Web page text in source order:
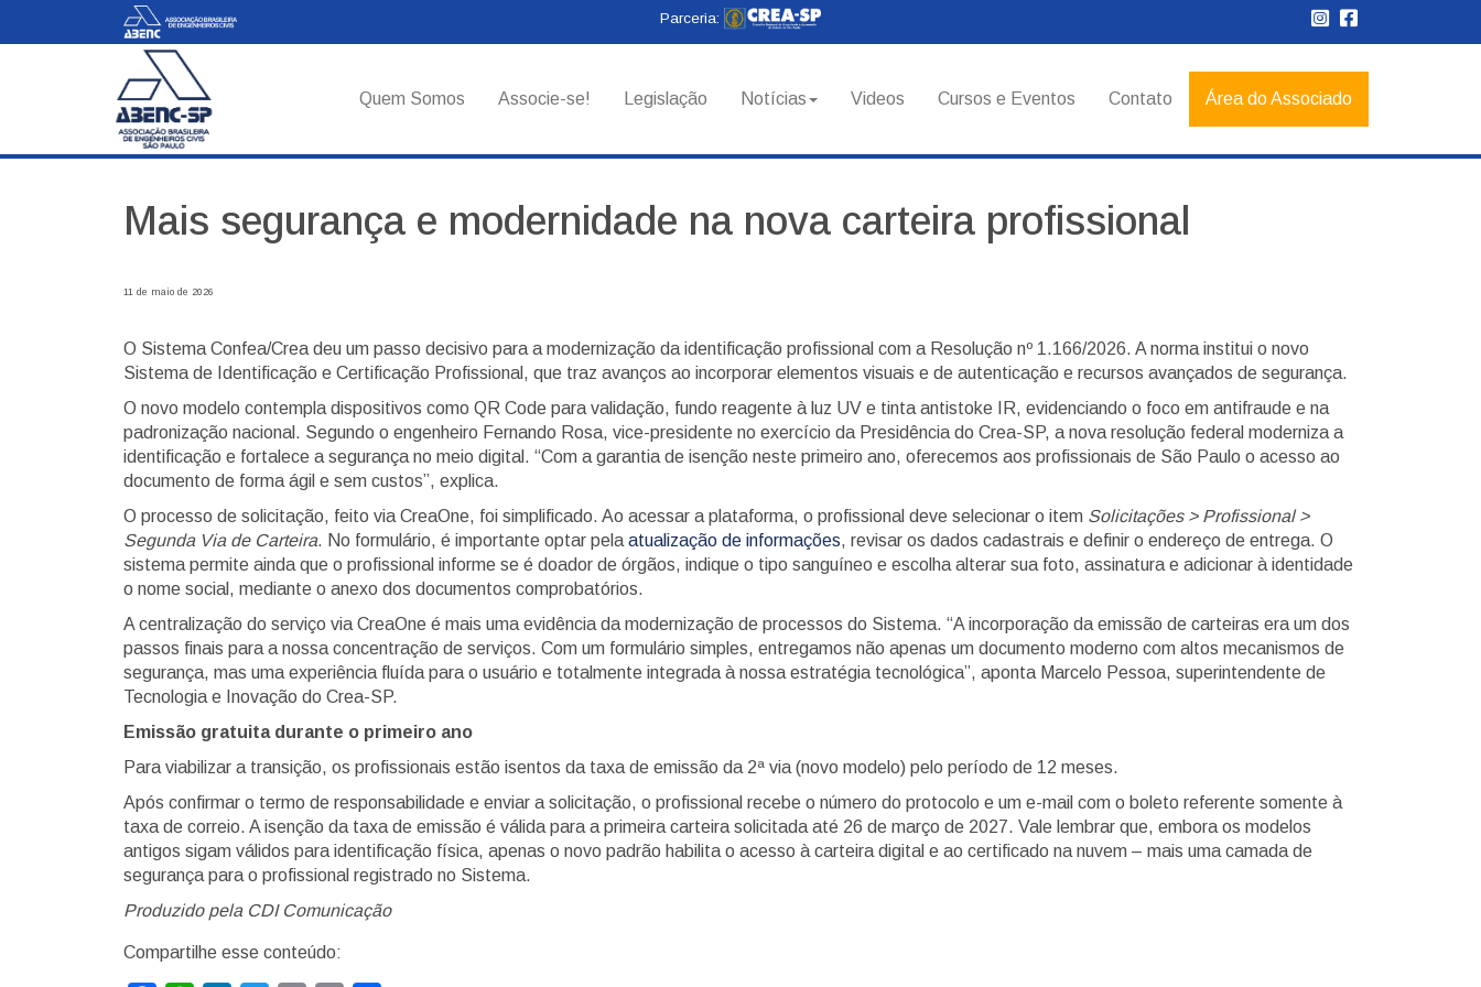
Parceria:
Quem Somos Associe-se! Legislação Notícias Videos Cursos e Eventos Contato Área do Associado
Mais segurança e modernidade na nova carteira profissional
11 de maio de 2026
O Sistema Confea/Crea deu um passo decisivo para a modernização da identificação profissional com a Resolução nº 1.166/2026. A norma institui o novo
Sistema de Identificação e Certificação Profissional, que traz avanços ao incorporar elementos visuais e de autenticação e recursos avançados de segurança.
O novo modelo contempla dispositivos como QR Code para validação, fundo reagente à luz UV e tinta antistoke IR, evidenciando o foco em antifraude e na
padronização nacional. Segundo o engenheiro Fernando Rosa, vice-presidente no exercício da Presidência do Crea-SP, a nova resolução federal moderniza a
identificação e fortalece a segurança no meio digital. “Com a garantia de isenção neste primeiro ano, oferecemos aos profissionais de São Paulo o acesso ao
documento de forma ágil e sem custos”, explica.
O processo de solicitação, feito via CreaOne, foi simplificado. Ao acessar a plataforma, o profissional deve selecionar o item Solicitações > Profissional >
Segunda Via de Carteira. No formulário, é importante optar pela atualização de informações, revisar os dados cadastrais e definir o endereço de entrega. O
sistema permite ainda que o profissional informe se é doador de órgãos, indique o tipo sanguíneo e escolha alterar sua foto, assinatura e adicionar à identidade
o nome social, mediante o anexo dos documentos comprobatórios.
A centralização do serviço via CreaOne é mais uma evidência da modernização de processos do Sistema. “A incorporação da emissão de carteiras era um dos
passos finais para a nossa concentração de serviços. Com um formulário simples, entregamos não apenas um documento moderno com altos mecanismos de
segurança, mas uma experiência fluída para o usuário e totalmente integrada à nossa estratégia tecnológica”, aponta Marcelo Pessoa, superintendente de
Tecnologia e Inovação do Crea-SP.
Emissão gratuita durante o primeiro ano
Para viabilizar a transição, os profissionais estão isentos da taxa de emissão da 2ª via (novo modelo) pelo período de 12 meses.
Após confirmar o termo de responsabilidade e enviar a solicitação, o profissional recebe o número do protocolo e um e-mail com o boleto referente somente à
taxa de correio. A isenção da taxa de emissão é válida para a primeira carteira solicitada até 26 de março de 2027. Vale lembrar que, embora os modelos
antigos sigam válidos para identificação física, apenas o novo padrão habilita o acesso à carteira digital e ao certificado na nuvem – mais uma camada de
segurança para o profissional registrado no Sistema.
Produzido pela CDI Comunicação
Compartilhe esse conteúdo: